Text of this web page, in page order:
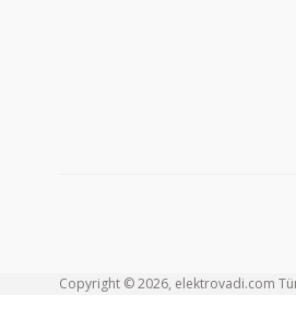
Copyright © 2026, elektrovadi.com